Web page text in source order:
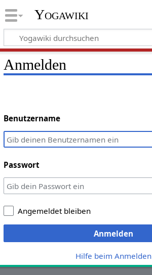
Yogawiki
Anmelden
Benutzername
Passwort
Angemeldet bleiben
Anmelden
Hilfe beim Anmelden